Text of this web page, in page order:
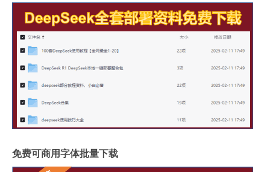
免费可商用字体批量下载